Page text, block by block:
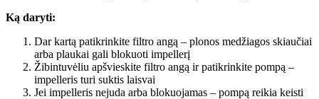
Ką daryti:
Dar kartą patikrinkite filtro angą – plonos medžiagos skiaučiai
arba plaukai gali blokuoti impellerį
Žibintuvėliu apšvieskite filtro angą ir patikrinkite pompą –
impelleris turi suktis laisvai
Jei impelleris nejuda arba blokuojamas – pompą reikia keisti